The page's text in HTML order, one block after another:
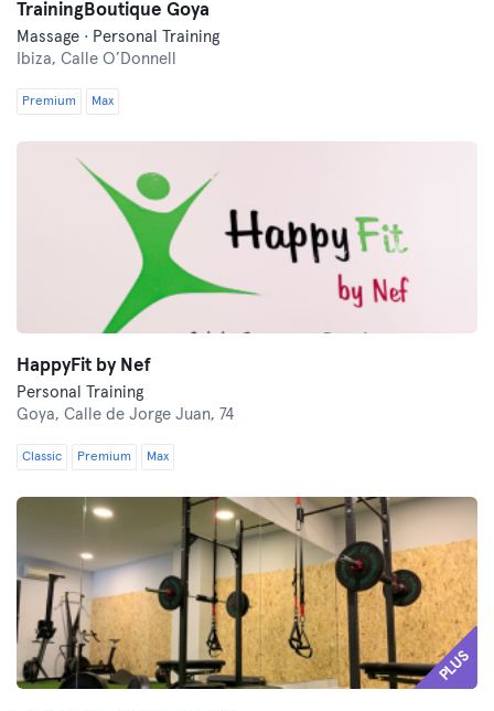
TrainingBoutique Goya
Massage · Personal Training
Ibiza, Calle O’Donnell
Premium Max
HappyFit by Nef
Personal Training
Goya, Calle de Jorge Juan, 74
Classic Premium Max
PLUS